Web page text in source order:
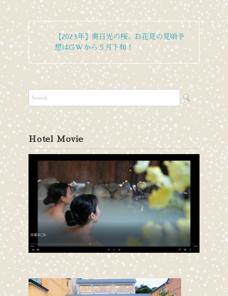
【2023年】奥日光の桜、お花見の見頃予
想はGWから５月下旬！
Hotel Movie